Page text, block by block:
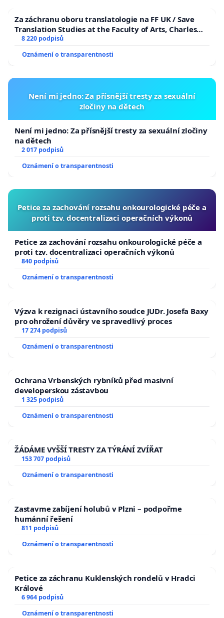
Za záchranu oboru translatologie na FF UK / Save
Translation Studies at the Faculty of Arts, Charles
University
8 220 podpisů
Oznámení o transparentnosti
Není mi jedno: Za přísnější tresty za sexuální
zločiny na dětech
Není mi jedno: Za přísnější tresty za sexuální zločiny
na dětech
2 017 podpisů
Oznámení o transparentnosti
Petice za zachování rozsahu onkourologické péče a
proti tzv. docentralizaci operačních výkonů
Petice za zachování rozsahu onkourologické péče a
proti tzv. docentralizaci operačních výkonů
840 podpisů
Oznámení o transparentnosti
Výzva k rezignaci ústavního soudce JUDr. Josefa Baxy
pro ohrožení důvěry ve spravedlivý proces
17 274 podpisů
Oznámení o transparentnosti
Ochrana Vrbenských rybníků před masivní
developerskou zástavbou
1 325 podpisů
Oznámení o transparentnosti
ŽÁDÁME VYŠŠÍ TRESTY ZA TÝRÁNÍ ZVÍŘAT
153 707 podpisů
Oznámení o transparentnosti
Zastavme zabíjení holubů v Plzni – podpořme
humánní řešení
811 podpisů
Oznámení o transparentnosti
Petice za záchranu Kuklenských rondelů v Hradci
Králové
6 964 podpisů
Oznámení o transparentnosti